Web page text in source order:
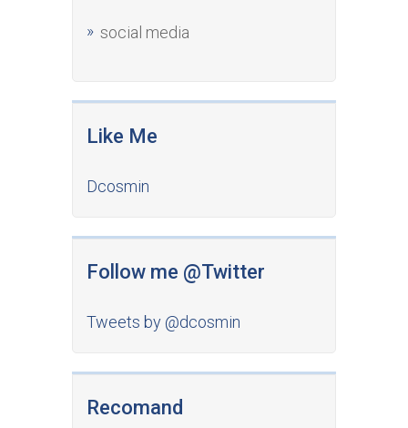
social media
Like Me
Dcosmin
Follow me @Twitter
Tweets by @dcosmin
Recomand